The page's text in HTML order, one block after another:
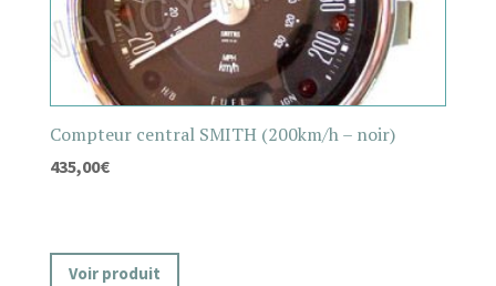
Compteur central SMITH (200km/h – noir)
435,00€
Voir produit